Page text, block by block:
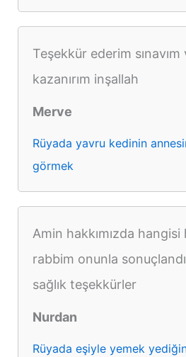
Teşekkür ederim
kazanırım inşallah
Merve
Rüyada yavru kedinin
görmek
Amin hakkımızda hangisi
rabbim onunla
sağlık teşekkürler
Nurdan
Rüyada eşiyle yemek